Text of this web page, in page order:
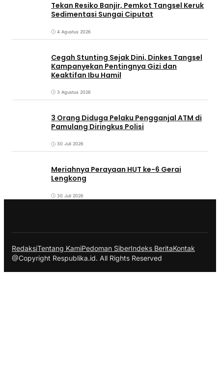
Tekan Resiko Banjir, Pemkot Tangsel Keruk
Sedimentasi Sungai Ciputat
4 Agustus 2026
Cegah Stunting Sejak Dini, Dinkes Tangsel
Kampanyekan Pentingnya Gizi dan
Keaktifan Ibu Hamil
3 Agustus 2026
3 Orang Diduga Pelaku Pengganjal ATM di
Pamulang Diringkus Polisi
30 Juli 2026
Meriahnya Perayaan HUT ke-6 Gerai
Lengkong
30 Juli 2026
RedaksiTentang KamiPedoman SiberIndeks BeritaKontak
@Copyright Respublika.id. All Rights Reserved